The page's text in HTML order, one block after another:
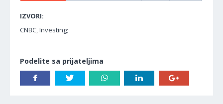
IZVORI:
CNBC, Investing;
Podelite sa prijateljima